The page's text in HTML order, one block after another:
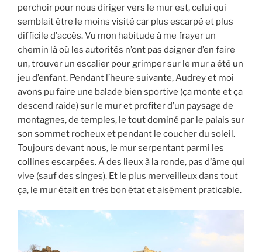
perchoir pour nous diriger vers le mur est, celui qui
semblait être le moins visité car plus escarpé et plus
difficile d’accès. Vu mon habitude à me frayer un
chemin là où les autorités n’ont pas daigner d’en faire
un, trouver un escalier pour grimper sur le mur a été un
jeu d’enfant. Pendant l’heure suivante, Audrey et moi
avons pu faire une balade bien sportive (ça monte et ça
descend raide) sur le mur et profiter d’un paysage de
montagnes, de temples, le tout dominé par le palais sur
son sommet rocheux et pendant le coucher du soleil.
Toujours devant nous, le mur serpentant parmi les
collines escarpées. À des lieux à la ronde, pas d’âme qui
vive (sauf des singes). Et le plus merveilleux dans tout
ça, le mur était en très bon état et aisément praticable.